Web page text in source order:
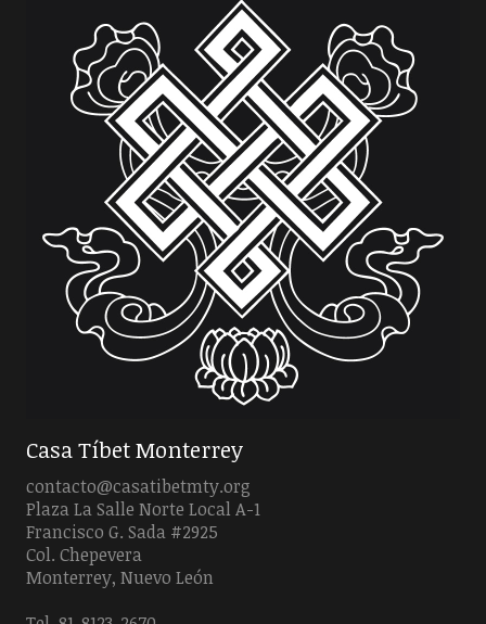
Casa Tíbet Monterrey
contacto@casatibetmty.org
Plaza La Salle Norte Local A-1
Francisco G. Sada #2925
Col. Chepevera
Monterrey, Nuevo León